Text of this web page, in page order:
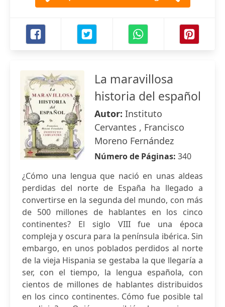
La maravillosa
historia del español
Autor: Instituto
Cervantes , Francisco
Moreno Fernández
Número de Páginas: 340
¿Cómo una lengua que nació en unas aldeas
perdidas del norte de España ha llegado a
convertirse en la segunda del mundo, con más
de 500 millones de hablantes en los cinco
continentes? El siglo VIII fue una época
compleja y oscura para la península ibérica. Sin
embargo, en unos poblados perdidos al norte
de la vieja Hispania se gestaba la que llegaría a
ser, con el tiempo, la lengua española, con
cientos de millones de hablantes distribuidos
en los cinco continentes. Cómo fue posible tal